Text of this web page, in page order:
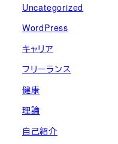
Uncategorized
WordPress
キャリア
フリーランス
健康
理論
自己紹介